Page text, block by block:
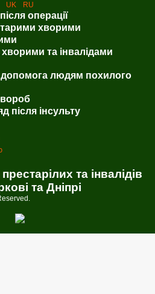
UK RU
операції
хворими
та інвалідами
людям похилого
після інсульту
та інвалідів
та Дніпрі